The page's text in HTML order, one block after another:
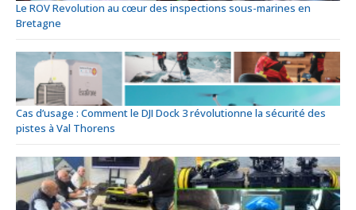
Le ROV Revolution au cœur des inspections sous-marines en
Bretagne
Cas d’usage : Comment le DJI Dock 3 révolutionne la sécurité des
pistes à Val Thorens